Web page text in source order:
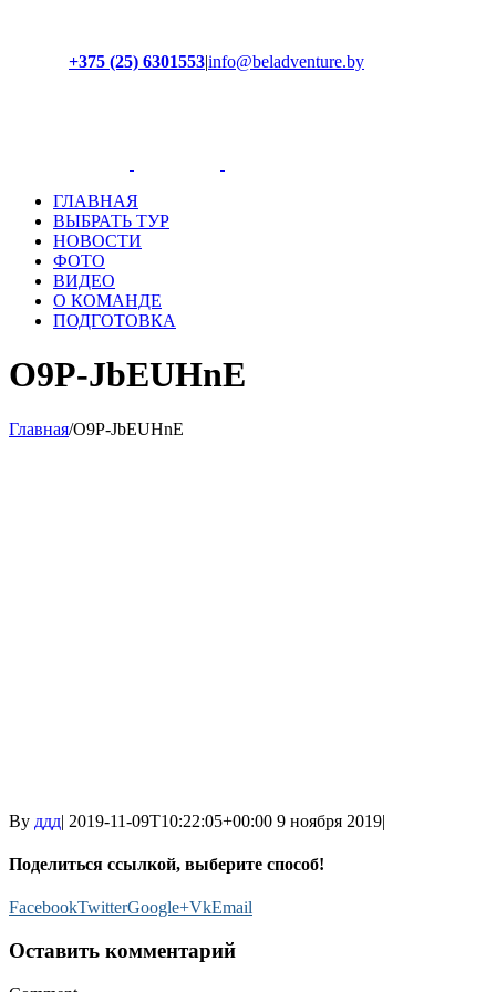
+375 (25) 6301553|info@beladventure.by
ГЛАВНАЯ
ВЫБРАТЬ ТУР
НОВОСТИ
ФОТО
ВИДЕО
О КОМАНДЕ
ПОДГОТОВКА
O9P-JbEUHnE
Главная/O9P-JbEUHnE
By ддд| 2019-11-09T10:22:05+00:00 9 ноября 2019|
Поделиться ссылкой, выберите способ!
FacebookTwitterGoogle+VkEmail
Оставить комментарий